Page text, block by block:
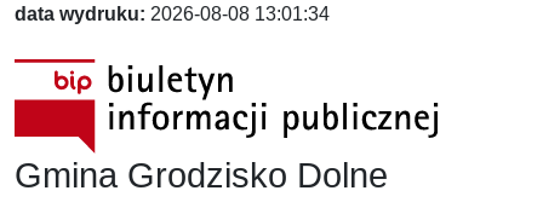
data wydruku: 2026-08-08 13:01:34
Gmina Grodzisko Dolne